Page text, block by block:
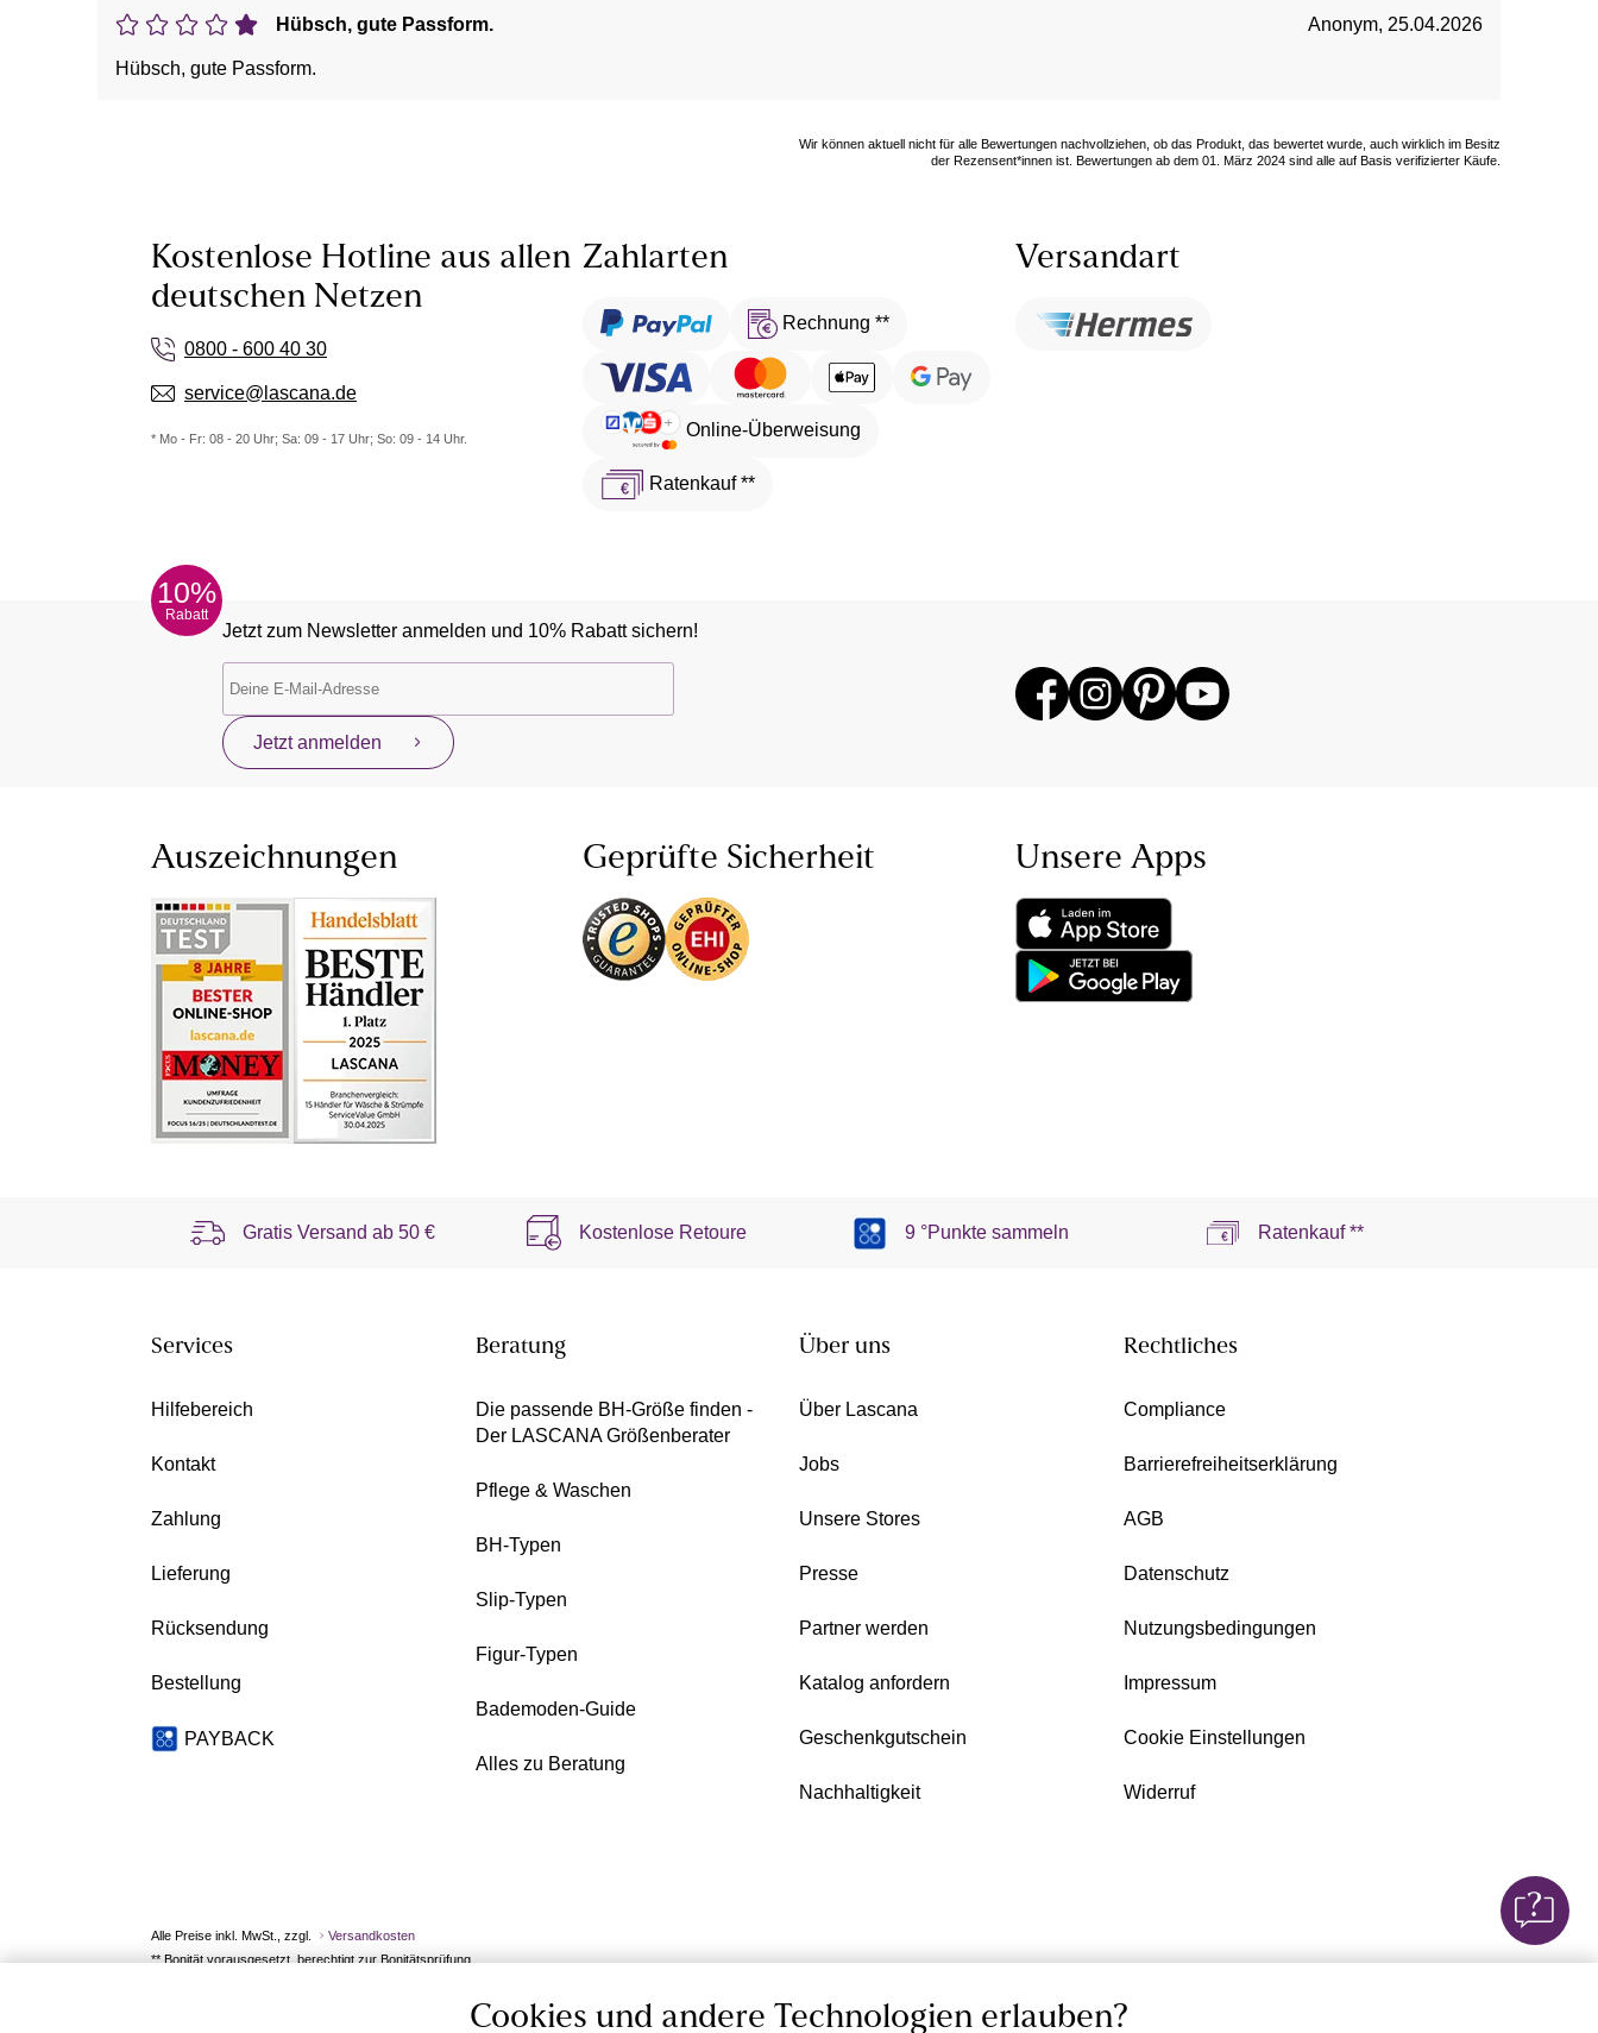
Hübsch, gute Passform. Anonym, 25.04.2026
Hübsch, gute Passform.
Wir können aktuell nicht für alle Bewertungen nachvollziehen, ob das Produkt, das bewertet wurde, auch wirklich im Besitz
der Rezensent*innen ist. Bewertungen ab dem 01. März 2024 sind alle auf Basis verifizierter Käufe.
Kostenlose Hotline aus allen
deutschen Netzen
0800 - 600 40 30
service@lascana.de
* Mo - Fr: 08 - 20 Uhr; Sa: 09 - 17 Uhr; So: 09 - 14 Uhr.
Zahlarten
Rechnung **
Online-Überweisung
Ratenkauf **
Versandart
10%
Rabatt
Jetzt zum Newsletter anmelden und 10% Rabatt sichern!
Jetzt anmelden
Auszeichnungen Geprüfte Sicherheit Unsere Apps
Gratis Versand ab50 € Kostenlose Retoure 9 °Punkte sammeln Ratenkauf **
Services
Hilfebereich
Kontakt
Zahlung
Lieferung
Rücksendung
Bestellung
PAYBACK
Beratung
Die passende BH-Größe finden -
Der LASCANA Größenberater
Pflege & Waschen
BH-Typen
Slip-Typen
Figur-Typen
Bademoden-Guide
Alles zu Beratung
Über uns
Über Lascana
Jobs
Unsere Stores
Presse
Partner werden
Katalog anfordern
Geschenkgutschein
Nachhaltigkeit
Rechtliches
Compliance
Barrierefreiheitserklärung
AGB
Datenschutz
Nutzungsbedingungen
Impressum
Cookie Einstellungen
Widerruf
Alle Preise inkl. MwSt., zzgl.
Versandkosten
** Bonität vorausgesetzt, berechtigt zur Bonitätsprüfung
Cookies und andere Technologien erlauben?